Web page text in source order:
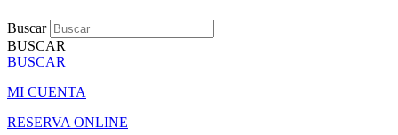
Buscar
BUSCAR
BUSCAR
MI CUENTA
RESERVA ONLINE